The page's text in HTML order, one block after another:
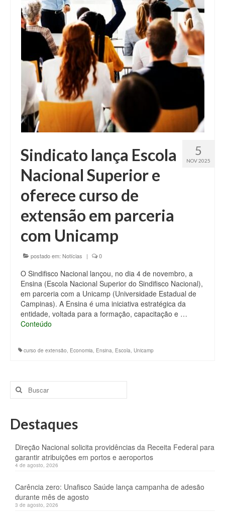
Fale conosco
5
NOV 2025
Sindicato lança Escola
Nacional Superior e
oferece curso de
extensão em parceria
com Unicamp
postado em: Notícias | 0
O Sindifisco Nacional lançou, no dia 4 de novembro, a
Ensina (Escola Nacional Superior do Sindifisco Nacional),
em parceria com a Unicamp (Universidade Estadual de
Campinas). A Ensina é uma iniciativa estratégica da
entidade, voltada para a formação, capacitação e …
Conteúdo
curso de extensão, Economia, Ensina, Escola, Unicamp
Buscar
por:
Destaques
Direção Nacional solicita providências da Receita Federal para
garantir atribuições em portos e aeroportos
4 de agosto, 2026
Carência zero: Unafisco Saúde lança campanha de adesão
durante mês de agosto
3 de agosto, 2026